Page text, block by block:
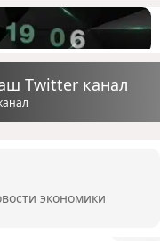
Twitter канал
экономики